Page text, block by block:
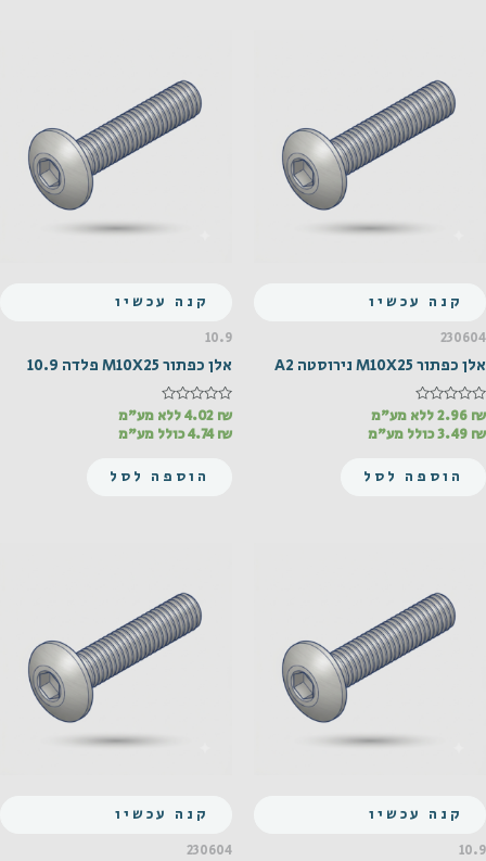
קנה עכשיו
230604
אלן כפתור M10X25 נירוסטה A2
דורג
מתוך
2.96 ₪
ללא מע"מ
3.49 ₪ כולל מע"מ
הוספה לסל
קנה עכשיו
10.9
אלן כפתור M10X25 פלדה 10.9
דורג
מתוך
4.02 ₪
ללא מע"מ
4.74₪ כולל מע"מ
הוספה לסל
קנה עכשיו
10.9
קנה עכשיו
230604